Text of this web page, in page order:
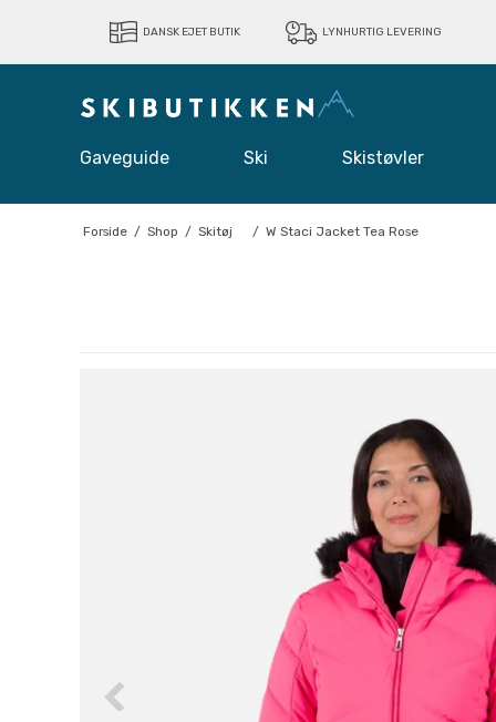
DANSK EJET BUTIK LYNHURTIG LEVERING
Gaveguide Ski Skistøvler
Forside / Shop / Skitøj / W Staci Jacket Tea Rose